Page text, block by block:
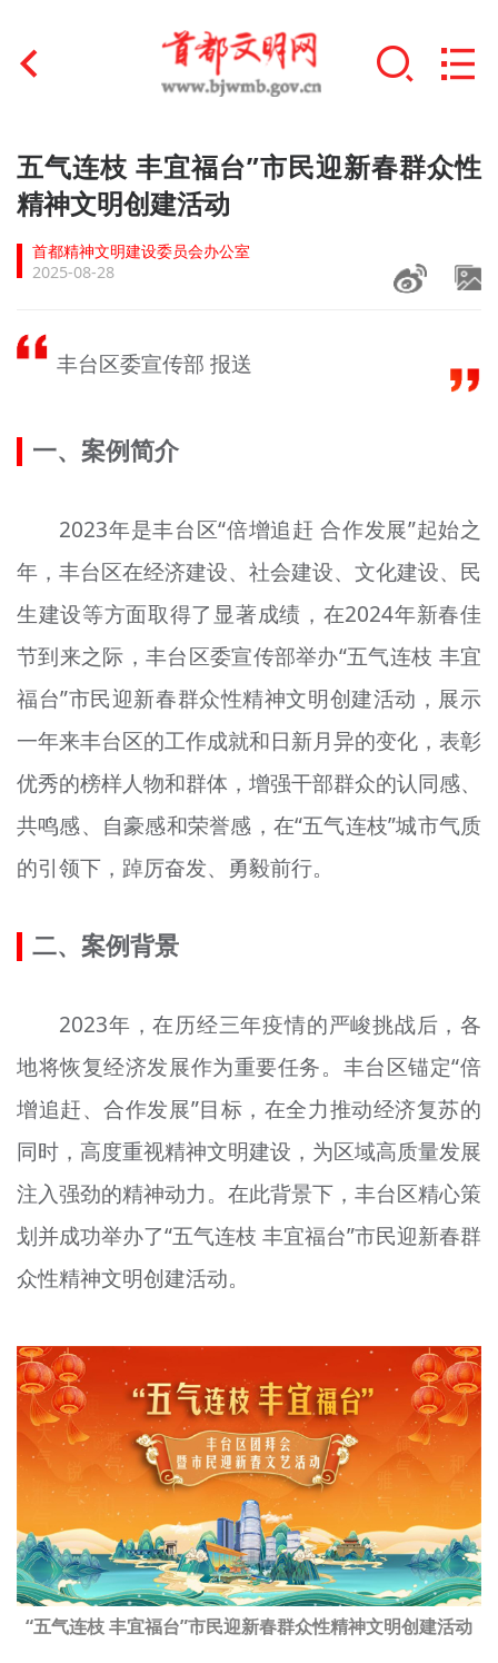
首页
文明创建
文明实践
未成年人思想道德建设
身边好人
文明评论
北京宣传文化引导基金
宣传思想文化人才
专题
资料库
+
五气连枝 丰宜福台”市民迎新春群众性
精神文明创建活动
首都精神文明建设委员会办公室
2025-08-28
丰台区委宣传部 报送
一、案例简介
2023年是丰台区“倍增追赶 合作发展”起始之
年，丰台区在经济建设、社会建设、文化建设、民
生建设等方面取得了显著成绩，在2024年新春佳
节到来之际，丰台区委宣传部举办“五气连枝 丰宜
福台”市民迎新春群众性精神文明创建活动，展示
一年来丰台区的工作成就和日新月异的变化，表彰
优秀的榜样人物和群体，增强干部群众的认同感、
共鸣感、自豪感和荣誉感，在“五气连枝”城市气质
的引领下，踔厉奋发、勇毅前行。
二、案例背景
2023年，在历经三年疫情的严峻挑战后，各
地将恢复经济发展作为重要任务。丰台区锚定“倍
增追赶、合作发展”目标，在全力推动经济复苏的
同时，高度重视精神文明建设，为区域高质量发展
注入强劲的精神动力。在此背景下，丰台区精心策
划并成功举办了“五气连枝 丰宜福台”市民迎新春群
众性精神文明创建活动。
“五气连枝 丰宜福台”市民迎新春群众性精神文明创建活动